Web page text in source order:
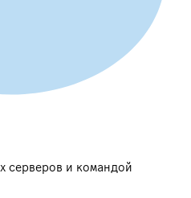
серверов и командой